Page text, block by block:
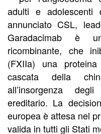
adulti e
annunciato CSL,
Garadacimab è
ricombinante, che
(FXIIa) una
cascata della
all’insorgenza
ereditario. La
europea è attesa nel
valida in tutti gli Stati